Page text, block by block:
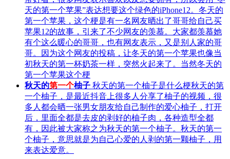
天的第一个苹果”表达想要这个绿色的iPhone12。冬天的
第一个苹果，这个梗是有一名网友晒出了哥哥给自己买
苹果12的故事，引来了不少网友的羡慕。大家都羡慕她
有个这么暖心的哥哥，也有网友表示，又是别人家的哥
哥。因为这个网友的投稿，让冬天的第一个苹果也像当
初秋天的第一杯奶茶一样，突然火起来了。当然冬天的
第一个苹果这个梗
秋天的第一个柚子 秋天的第一个柚子是什么梗秋天的第
一个柚子，是最近抖音上很多人分享了柚子的视频，很
多人都会晒一张男女朋友给自己制作的爱心柚子，打开
后，里面全都是去皮的剥好的柚子肉，各种造型全都
有，因此被大家称之为秋天的第一个柚子。秋天的第一
个柚子，意思就是为自己心爱的人剥的第一颗柚子，用
来表达爱意。